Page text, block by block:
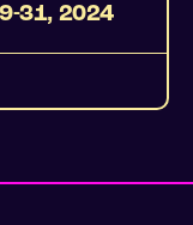
31, 2024